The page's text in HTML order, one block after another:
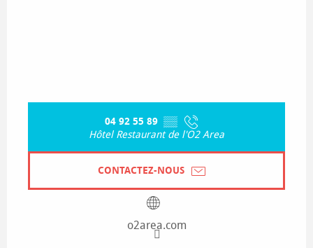
04 92 55 89 ▒▒
Hôtel Restaurant de l'O2 Area
CONTACTEZ-NOUS
o2area.com